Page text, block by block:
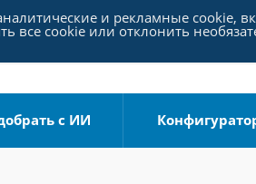
с ИИ
и рекламные cookie,
cookie или отклонить